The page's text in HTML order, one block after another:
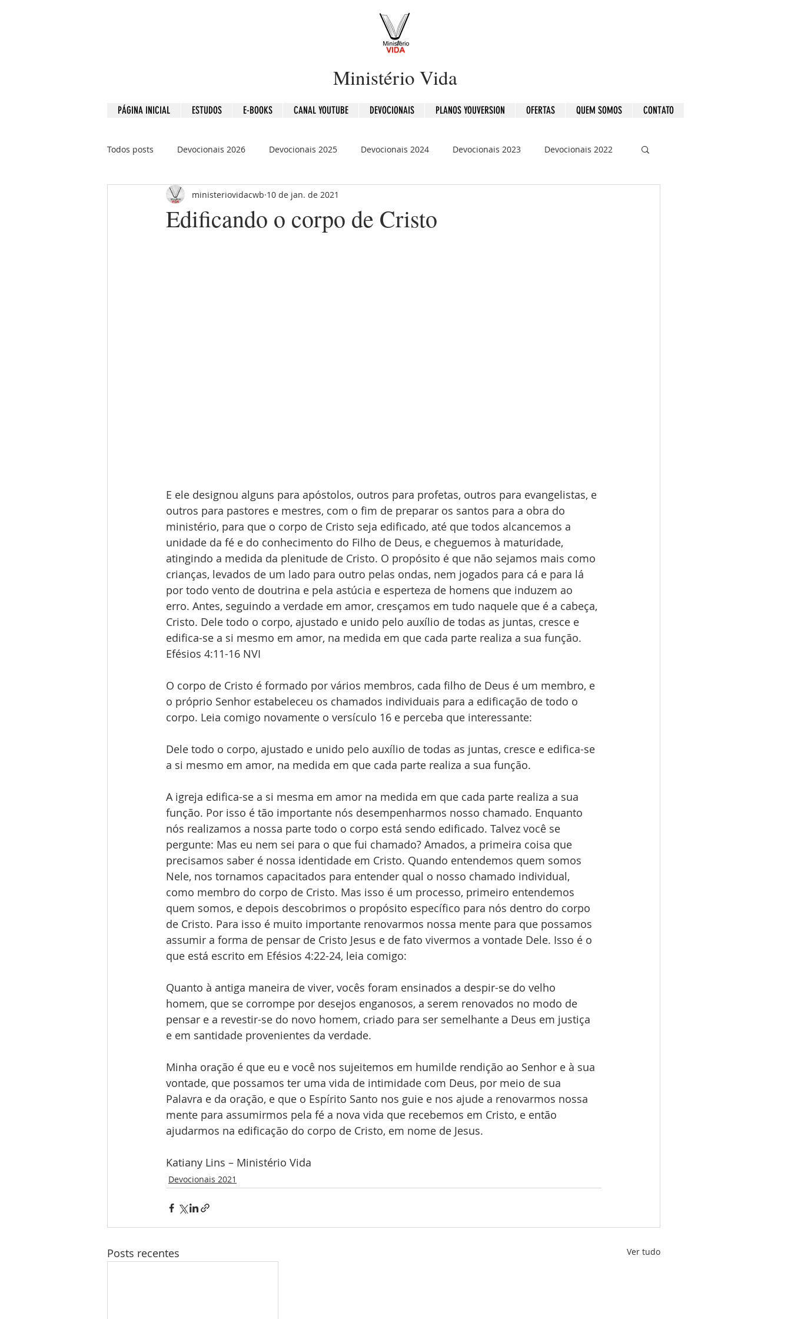
Ministério Vida
PÁGINA INICIAL ESTUDOS E-BOOKS CANAL YOUTUBE DEVOCIONAIS PLANOS YOUVERSION OFERTAS QUEM SOMOS CONTATO
Todos posts Devocionais 2026 Devocionais 2025 Devocionais 2024 Devocionais 2023 Devocionais 2022
Devocionais 2021 Devocionais 2020 120 Dias - Leitura Bíblica
Edificando o corpo de Cristo
ministeriovidacwb 10 de jan. de 2021
E ele designou alguns para apóstolos, outros para profetas, outros para evangelistas, e
outros para pastores e mestres, com o fim de preparar os santos para a obra do
ministério, para que o corpo de Cristo seja edificado, até que todos alcancemos a
unidade da fé e do conhecimento do Filho de Deus, e cheguemos à maturidade,
atingindo a medida da plenitude de Cristo. O propósito é que não sejamos mais como
crianças, levados de um lado para outro pelas ondas, nem jogados para cá e para lá
por todo vento de doutrina e pela astúcia e esperteza de homens que induzem ao
erro. Antes, seguindo a verdade em amor, cresçamos em tudo naquele que é a cabeça,
Cristo. Dele todo o corpo, ajustado e unido pelo auxílio de todas as juntas, cresce e
edifica-se a si mesmo em amor, na medida em que cada parte realiza a sua função.
Efésios 4:11-16 NVI
O corpo de Cristo é formado por vários membros, cada filho de Deus é um membro, e
o próprio Senhor estabeleceu os chamados individuais para a edificação de todo o
corpo. Leia comigo novamente o versículo 16 e perceba que interessante:
Dele todo o corpo, ajustado e unido pelo auxílio de todas as juntas, cresce e edifica-se
a si mesmo em amor, na medida em que cada parte realiza a sua função.
A igreja edifica-se a si mesma em amor na medida em que cada parte realiza a sua
função. Por isso é tão importante nós desempenharmos nosso chamado. Enquanto
nós realizamos a nossa parte todo o corpo está sendo edificado. Talvez você se
pergunte: Mas eu nem sei para o que fui chamado? Amados, a primeira coisa que
precisamos saber é nossa identidade em Cristo. Quando entendemos quem somos
Nele, nos tornamos capacitados para entender qual o nosso chamado individual,
como membro do corpo de Cristo. Mas isso é um processo, primeiro entendemos
quem somos, e depois descobrimos o propósito específico para nós dentro do corpo
de Cristo. Para isso é muito importante renovarmos nossa mente para que possamos
assumir a forma de pensar de Cristo Jesus e de fato vivermos a vontade Dele. Isso é o
que está escrito em Efésios 4:22-24, leia comigo:
Quanto à antiga maneira de viver, vocês foram ensinados a despir-se do velho
homem, que se corrompe por desejos enganosos, a serem renovados no modo de
pensar e a revestir-se do novo homem, criado para ser semelhante a Deus em justiça
e em santidade provenientes da verdade.
Minha oração é que eu e você nos sujeitemos em humilde rendição ao Senhor e à sua
vontade, que possamos ter uma vida de intimidade com Deus, por meio de sua
Palavra e da oração, e que o Espírito Santo nos guie e nos ajude a renovarmos nossa
mente para assumirmos pela fé a nova vida que recebemos em Cristo, e então
ajudarmos na edificação do corpo de Cristo, em nome de Jesus.
Katiany Lins – Ministério Vida
Devocionais 2021
Posts recentes Ver tudo